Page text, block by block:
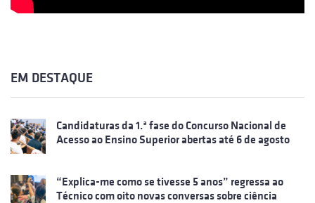
EM DESTAQUE
Candidaturas da 1.ª fase do Concurso Nacional de
Acesso ao Ensino Superior abertas até 6 de agosto
“Explica-me como se tivesse 5 anos” regressa ao
Técnico com oito novas conversas sobre ciência